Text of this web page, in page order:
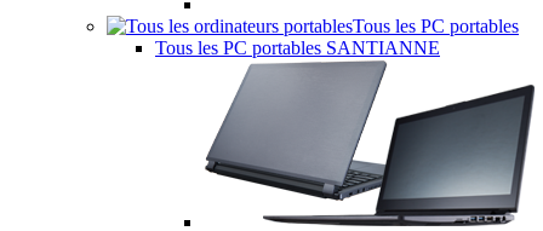
Tous les PC portables
Tous les PC portables SANTIANNE